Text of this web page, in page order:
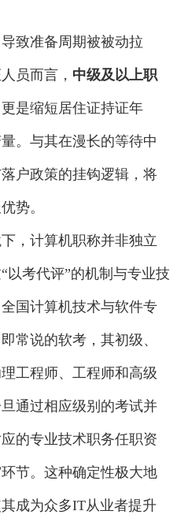
准备周期被被动拉
员而言， 中级及以上职
是缩短居住证持证年
。与其在漫长的等待中
户政策的挂钩逻辑，将
势。
计算机职称并非独立
以考代评”的机制与专业技
国计算机技术与软件专
常说的软考，其初级、
工程师、工程师和高级
通过相应级别的考试并
的专业技术职务任职资
节。这种确定性极大地
成为众多IT从业者提升